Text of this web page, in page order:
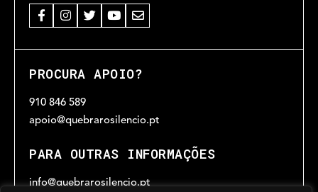
PROCURA APOIO?
910 846 589
apoio@quebrarosilencio.pt
PARA OUTRAS INFORMAÇÕES
info@quebrarosilencio.pt